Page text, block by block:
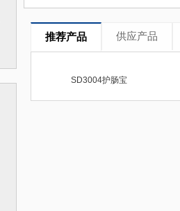
推荐产品 供应产品
SD3004护肠宝